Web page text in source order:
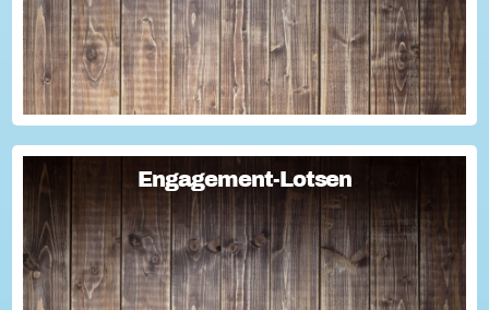
Engagement-Lotsen
Engagement-Lotsen
Engagement-Lotsen tragen zu einer lebendigen
Engagementkultur und damit zu einer höheren
Lebensqualität für sich und andere bei. Sie bringen ihre
Erfahrungen im bürgerschaftlichen Engagement ein und ü...